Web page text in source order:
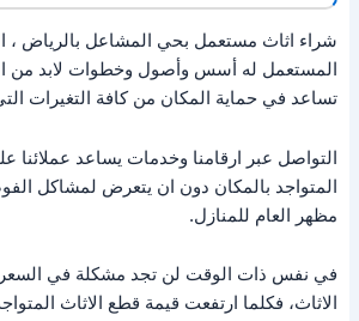
شراء اثاث مستعمل بحي المشاعل بالرياض ،
المستعمل له أسس وأصول وخطوات لابد من
تساعد في حماية المكان من كافة التغيرات
التواصل عبر ارقامنا وخدمات يساعد عملائنا
المتواجد بالمكان دون ان يتعرض لمشاكل
مظهر العام للمنازل.
في نفس ذات الوقت لن تجد مشكلة في السعر
الاثاث، فكلما ارتفعت قيمة قطع الاثاث